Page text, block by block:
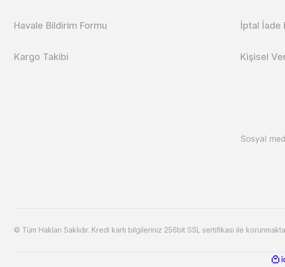
Havale Bildirim Formu
Kargo Takibi
İptal İade
Kişisel
Sosyal
© Tüm Hakları Saklıdır. Kredi kartı bilgileriniz 256bit SSL sertifikası ile